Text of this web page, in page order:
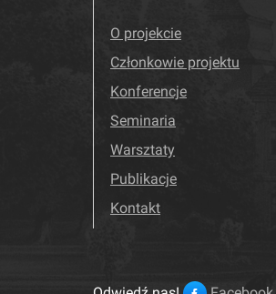
O projekcie
Członkowie projektu
Konferencje
Seminaria
Warsztaty
Publikacje
Kontakt